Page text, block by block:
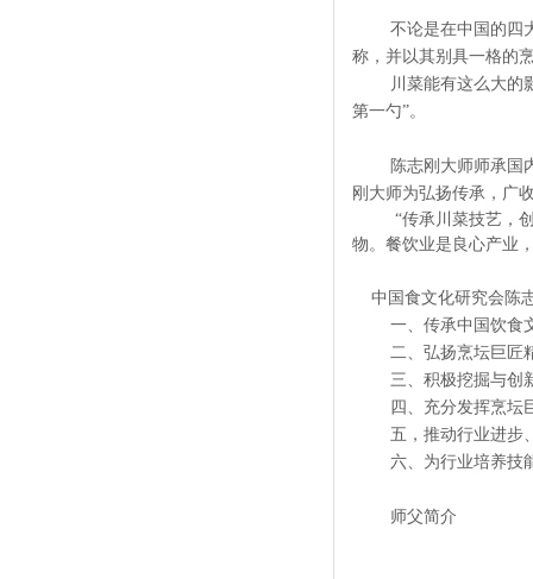
不论是在中国的四
称，并以其别具一格的
川菜能有这么大的
第一勺”。
陈志刚大师师承国
刚大师为弘扬传承，广
“传承川菜技艺，
物。餐饮业是良心产业
中国食文化研究会陈
一、传承中国饮食
二、弘扬烹坛巨匠
三、积极挖掘与创
四、充分发挥烹坛
五，推动行业进步
六、为行业培养技
师父简介